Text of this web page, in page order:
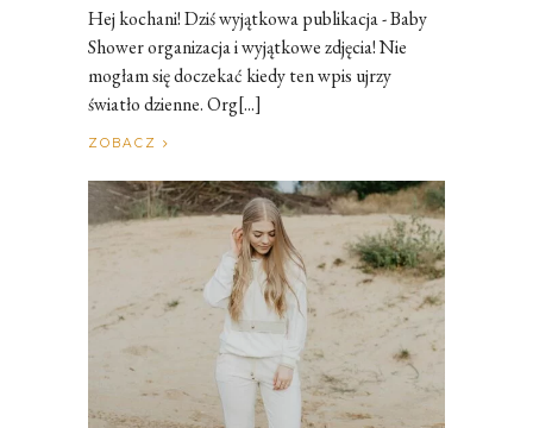
Hej kochani! Dziś wyjątkowa publikacja - Baby
Shower organizacja i wyjątkowe zdjęcia! Nie
mogłam się doczekać kiedy ten wpis ujrzy
światło dzienne. Org[...]
ZOBACZ